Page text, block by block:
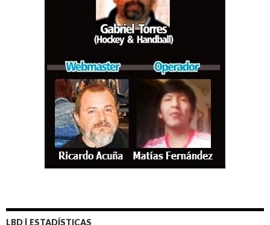
LBD | ESTADÍSTICAS